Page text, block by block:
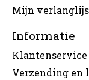
Mijn
Informatie
Klantenservice
Verzending en